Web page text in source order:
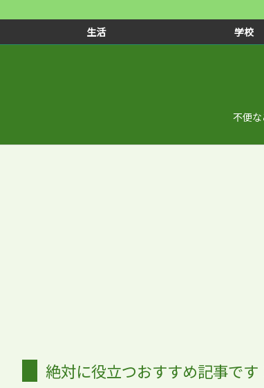
生活 学校
不便
絶対に役立つおすすめ記事です